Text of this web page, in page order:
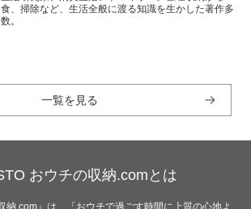
食、掃除など、生活全般に渡る知識を生かした著作多
数。
一覧を見る
おウチの収納.comとは